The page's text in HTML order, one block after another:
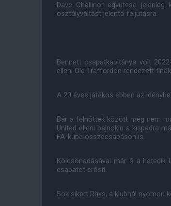
Dave Challinor együtese
osztályváltást jelentő feljutásra.
Bennett csapatkapitánya volt
elleni Old Traffordon rendezett
A 20 éves játékos ebben az
Bár a felnőttek között még nem
United elleni bajnokin a kispadra
FA-kupa összecsapáson is.
Kölcsönadásával már ő a hetedik
csapatot erősít.
Sok sikert Rhys, a klubnál nyomon